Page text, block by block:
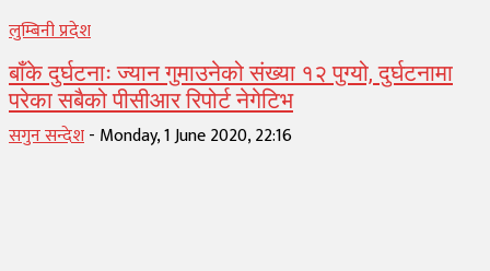
लुम्बिनी प्रदेश
बाँके दुर्घटनाः ज्यान गुमाउनेको संख्या १२ पुग्यो, दुर्घटनामा
परेका सबैको पीसीआर रिपोर्ट नेगेटिभ
सगुन सन्देश- Monday, 1 June 2020, 22:16